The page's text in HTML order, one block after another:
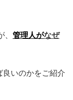
管理人がなぜ
良いのかをご紹介